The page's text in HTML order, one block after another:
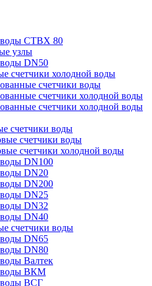
воды СТВХ 80
узлы
DN50
счетчики холодной воды
счетчики воды
счетчики холодной воды
счетчики холодной воды
счетчики воды
счетчики воды
счетчики холодной воды
DN100
DN20
DN200
DN25
DN32
DN40
счетчики воды
DN65
DN80
Валтек
воды ВКМ
ВСГ